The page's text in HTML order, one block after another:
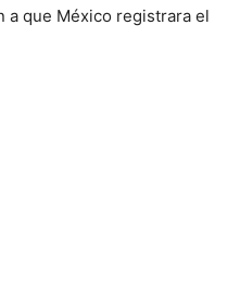
que México registrara el